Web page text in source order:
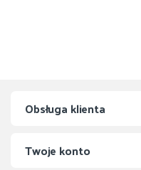
Obsługa klienta
Twoje konto